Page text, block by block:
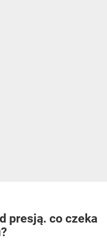
presją. co czeka